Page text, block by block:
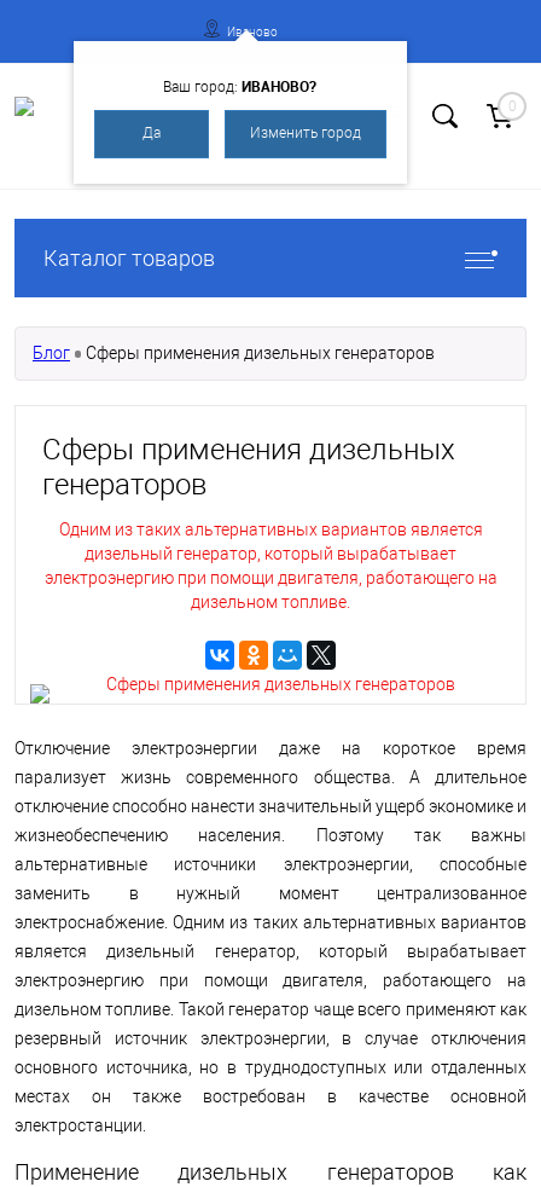
Регистрация
Иваново
Ваш город: ИВАНОВО?
Да Изменить город
0
Каталог товаров
Блог Сферы применения дизельных генераторов
Сферы применения дизельных
генераторов
Одним из таких альтернативных вариантов является
дизельный генератор, который вырабатывает
электроэнергию при помощи двигателя, работающего на
дизельном топливе.
Отключение электроэнергии даже на короткое время
парализует жизнь современного общества. А длительное
отключение способно нанести значительный ущерб экономике и
жизнеобеспечению населения. Поэтому так важны
альтернативные источники электроэнергии, способные
заменить в нужный момент централизованное
электроснабжение. Одним из таких альтернативных вариантов
является дизельный генератор, который вырабатывает
электроэнергию при помощи двигателя, работающего на
дизельном топливе. Такой генератор чаще всего применяют как
резервный источник электроэнергии, в случае отключения
основного источника, но в труднодоступных или отдаленных
местах он также востребован в качестве основной
электростанции.
Применение дизельных генераторов как